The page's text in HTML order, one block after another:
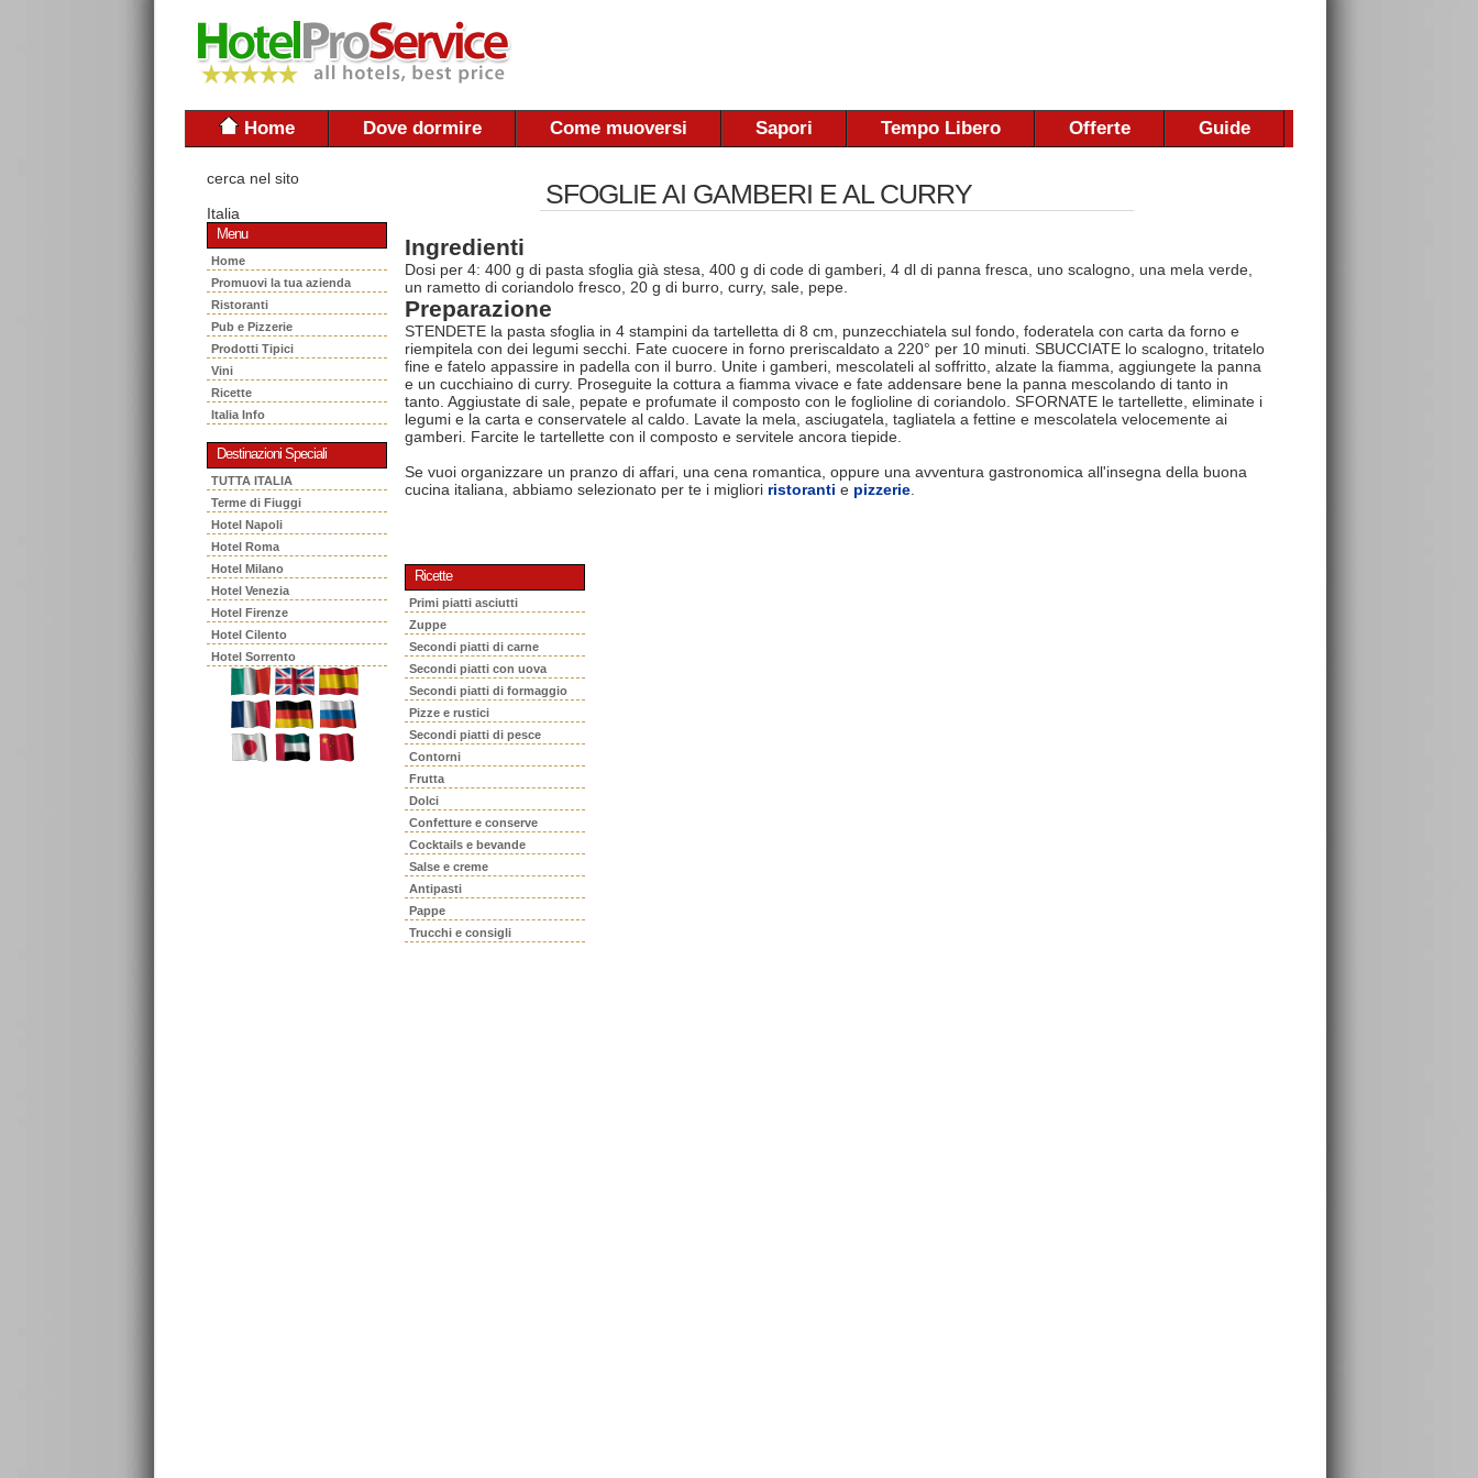
Home Dove dormire Come muoversi Sapori Tempo Libero Offerte Guide
cerca nel sito
Italia
Menu
Home
Promuovi la tua azienda
Ristoranti
Pub e Pizzerie
Prodotti Tipici
Vini
Ricette
Italia Info
Destinazioni Speciali
TUTTA ITALIA
Terme di Fiuggi
Hotel Napoli
Hotel Roma
Hotel Milano
Hotel Venezia
Hotel Firenze
Hotel Cilento
Hotel Sorrento
SFOGLIE AI GAMBERI E AL CURRY
Ingredienti
Dosi per 4: 400 g di pasta sfoglia già stesa, 400 g di code di gamberi, 4 dl di panna fresca, uno scalogno, una mela verde,
un rametto di coriandolo fresco, 20 g di burro, curry, sale, pepe.
Preparazione
STENDETE la pasta sfoglia in 4 stampini da tartelletta di 8 cm, punzecchiatela sul fondo, foderatela con carta da forno e
riempitela con dei legumi secchi. Fate cuocere in forno preriscaldato a 220° per 10 minuti. SBUCCIATE lo scalogno, tritatelo
fine e fatelo appassire in padella con il burro. Unite i gamberi, mescolateli al soffritto, alzate la fiamma, aggiungete la panna
e un cucchiaino di curry. Proseguite la cottura a fiamma vivace e fate addensare bene la panna mescolando di tanto in
tanto. Aggiustate di sale, pepate e profumate il composto con le foglioline di coriandolo. SFORNATE le tartellette, eliminate i
legumi e la carta e conservatele al caldo. Lavate la mela, asciugatela, tagliatela a fettine e mescolatela velocemente ai
gamberi. Farcite le tartellette con il composto e servitele ancora tiepide.
Se vuoi organizzare un pranzo di affari, una cena romantica, oppure una avventura gastronomica all'insegna della buona
cucina italiana, abbiamo selezionato per te i migliori ristoranti e pizzerie
Ricette
Primi piatti asciutti
Zuppe
Secondi piatti di carne
Secondi piatti con uova
Secondi piatti di formaggio
Pizze e rustici
Secondi piatti di pesce
Contorni
Frutta
Dolci
Confetture e conserve
Cocktails e bevande
Salse e creme
Antipasti
Pappe
Trucchi e consigli